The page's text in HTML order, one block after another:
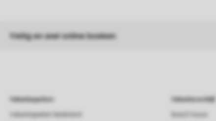
Veilig en snel online boeken
Vakantieparken Vakantieverblijf